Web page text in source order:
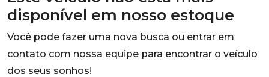
disponível em nosso estoque
Você pode fazer uma nova busca ou entrar em
contato com nossa equipe para encontrar o veículo
dos seus sonhos!